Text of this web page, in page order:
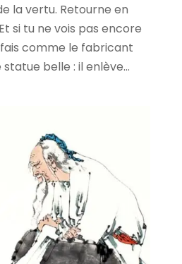
la vertu. Retourne en
si tu ne vois pas encore
comme le fabricant
belle : il enlève...